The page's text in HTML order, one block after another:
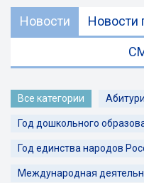
Новости Новости
Все категории
Год дошкольного
Год единства народов
Международная